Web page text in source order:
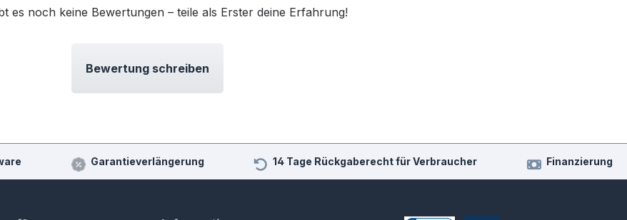
es noch keine Bewertungen – teile als Erster deine Erfahrung!
Bewertung schreiben
Garantieverlängerung 14 Tage Rückgaberecht für Verbraucher Finanzierung